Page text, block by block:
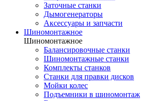
Заточные станки
Дымогенераторы
Аксессуары и запчасти
Шиномонтажное
Шиномонтажное
Балансировочные станки
Шиномонтажные станки
Комплекты станков
Станки для правки дисков
Мойки колес
Подъемники в шиномонтаж